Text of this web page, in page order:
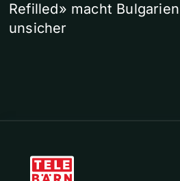
Refilled» macht Bulgarien
unsicher